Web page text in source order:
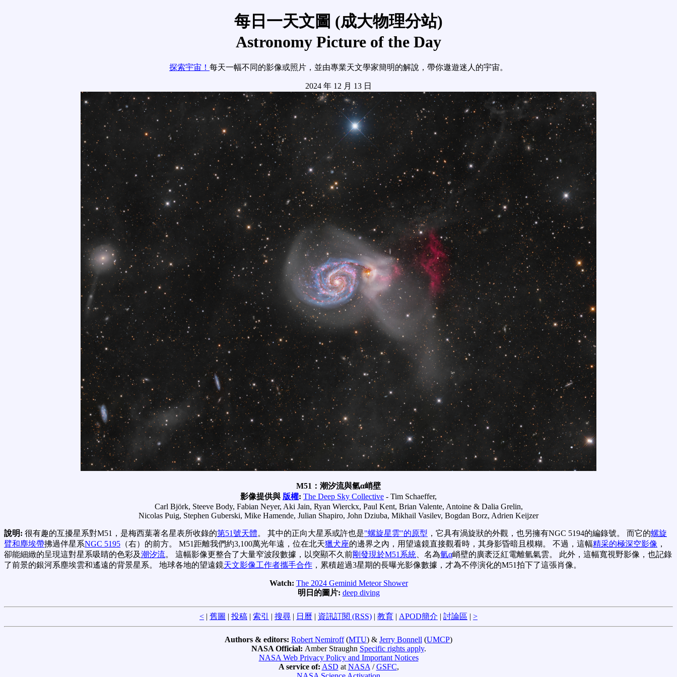
每日一天文圖 (成大物理分站)
Astronomy Picture of the Day
探索宇宙！ 每天一幅不同的影像或照片，並由專業天文學家簡明的解說，帶你遨遊迷人的宇宙。
2024 年 12 月 13 日
M51：潮汐流與氫α峭壁
影像提供與 版權: The Deep Sky Collective - Tim Schaeffer,
Carl Björk, Steeve Body, Fabian Neyer, Aki Jain, Ryan Wierckx, Paul Kent, Brian Valente, Antoine & Dalia Grelin,
Nicolas Puig, Stephen Guberski, Mike Hamende, Julian Shapiro, John Dziuba, Mikhail Vasilev, Bogdan Borz, Adrien Keijzer
說明: 很有趣的互擾星系對M51，是梅西葉著名星表所收錄的第51號天體。 其中的正向大星系或許也是"螺旋星雲"的原型 ，它具有渦旋狀的外觀，也另擁有NGC 5194的編錄號。 而它的螺旋
臂和塵埃帶拂過伴星系NGC 5195 （右）的前方。 M51距離我們約3,100萬光年遠，位在北天獵犬座的邊界之內，用望遠鏡直接觀看時，其身影昏暗且模糊。 不過，這幅精采的極深空影像 ，
卻能細緻的呈現這對星系吸睛的色彩及潮汐流。 這幅影像更整合了大量窄波段數據，以突顯不久前剛發現於M51系統 、名為氫α峭壁的廣袤泛紅電離氫氣雲。 此外，這幅寬視野影像，也記錄
了前景的銀河系塵埃雲和遙遠的背景星系。 地球各地的望遠鏡天文影像工作者攜手合作 ，累積超過3星期的長曝光影像數據，才為不停演化的M51拍下了這張肖像。
Watch: The 2024 Geminid Meteor Shower
明日的圖片: deep diving
< | 舊圖 | 投稿 | 索引 | 搜尋 | 日曆 | 資訊訂閱 (RSS) | 教育 | APOD簡介 | 討論區 | >
Authors & editors: Robert Nemiroff(MTU) & Jerry Bonnell (UMCP)
NASA Official: Amber Straughn Specific rights apply.
NASA Web Privacy Policy and Important Notices
A service of: ASD at NASA /GSFC,